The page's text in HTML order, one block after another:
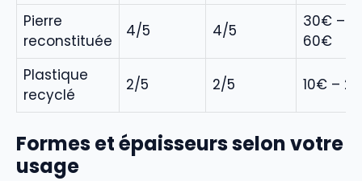
Pierre
reconstituée
4/5 4/5
30€ –
60€
Plastique
recyclé
2/5 2/5 10€ –
Formes et épaisseurs selon votre
usage